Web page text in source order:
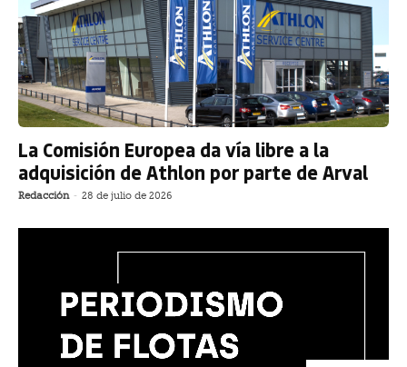
La Comisión Europea da vía libre a la
adquisición de Athlon por parte de Arval
Redacción - 28 de julio de 2026